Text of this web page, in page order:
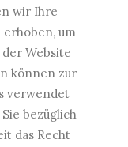
wir Ihre
um
Website
können zur
verwendet
bezüglich
das Recht